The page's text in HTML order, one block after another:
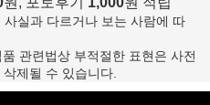
실과 다르거나 보는 사람에 따
관련법상 부적절한 표현은 사전
제될 수 있습니다.